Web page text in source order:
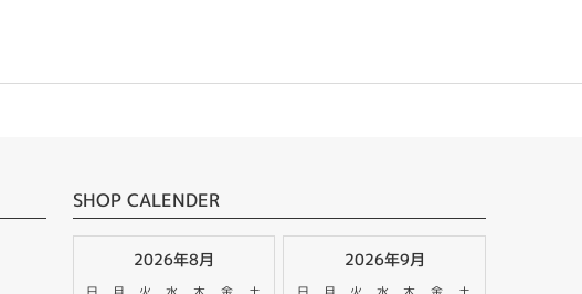
SHOP CALENDER
2026年8月 2026年9月